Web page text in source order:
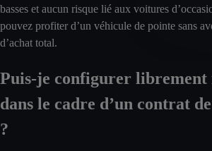
basses et aucun risque lié aux voitures
pouvez profiter d’un véhicule de pointe sans
d’achat total.
Puis-je configurer librement
dans le cadre d’un contrat
?